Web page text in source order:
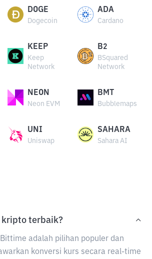
DOGE
Dogecoin
ADA
Cardano
KEEP
Keep
Network
B2
BSquared
Network
NEON
Neon EVM
BMT
Bubblemaps
UNI
Uniswap
SAHARA
Sahara AI
kripto terbaik?
adalah pilihan populer dan
konversi kurs secara real-time